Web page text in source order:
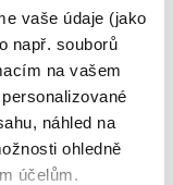
vaše údaje (jako
např. souborů
na vašem
náhled na
ohledně
účelům.